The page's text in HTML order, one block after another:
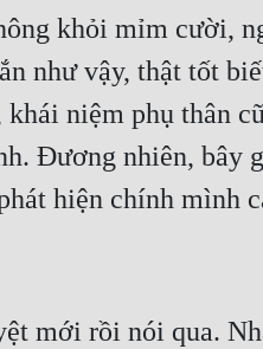
khỏi mỉm cười,
như vậy, thật tốt
niệm phụ thân
Đương nhiên, bây
hiện chính mình
mới rồi nói qua.